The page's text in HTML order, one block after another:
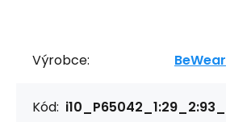
Výrobce: BeWear
Kód: i10_P65042_1:29_2:93_